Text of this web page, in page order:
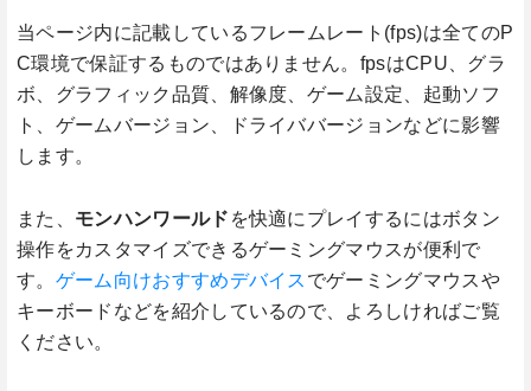
当ページ内に記載しているフレームレート(fps)は全てのP
C環境で保証するものではありません。fpsはCPU、グラ
ボ、グラフィック品質、解像度、ゲーム設定、起動ソフ
ト、ゲームバージョン、ドライババージョンなどに影響
します。
また、 モンハンワールド を快適にプレイするにはボタン
操作をカスタマイズできるゲーミングマウスが便利で
す。 ゲーム向けおすすめデバイス でゲーミングマウスや
キーボードなどを紹介しているので、よろしければご覧
ください。